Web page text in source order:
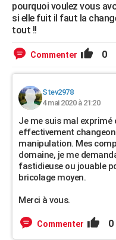
pourquoi voulez vous
si elle fuit il faut la
tout !!
Commenter 0
Stev2978
4 mai 2020 à 21:20
Je me suis mal
effectivement
manipulation. Mes
domaine, je me
fastidieuse ou jouable
bricolage moyen.
Merci à vous.
Commenter 0